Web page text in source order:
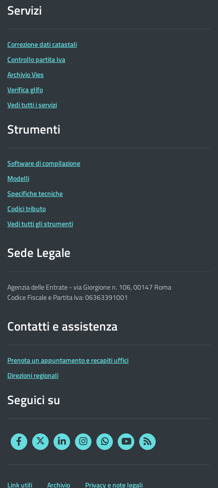
Servizi
Correzione dati catastali
Controllo partita Iva
Archivio Vies
Verifica glifo
Vedi tutti i servizi
Strumenti
Software di compilazione
Modelli
Specifiche tecniche
Codici tributo
Vedi tutti gli strumenti
Sede Legale
Agenzia delle Entrate - via Giorgione n. 106, 00147 Roma
Codice Fiscale e Partita Iva: 06363391001
Contatti e assistenza
Prenota un appuntamento e recapiti uffici
Direzioni regionali
Seguici su
FacebookTwitterLinkedinInstagram
YouTubeRSS
Altre
Link utili Archivio Privacy e note legali